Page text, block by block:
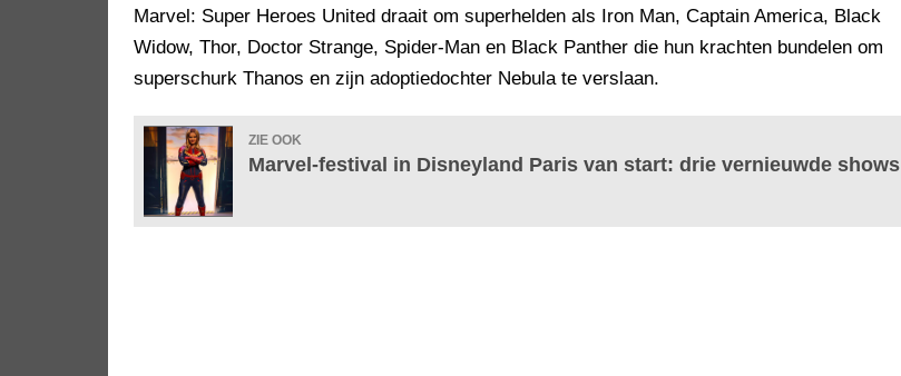
Marvel: Super Heroes United draait om superhelden als Iron Man, Captain America, Black
Widow, Thor, Doctor Strange, Spider-Man en Black Panther die hun krachten bundelen om
superschurk Thanos en zijn adoptiedochter Nebula te verslaan.
ZIE OOK
Marvel-festival in Disneyland Paris van start: drie vernieuwde shows